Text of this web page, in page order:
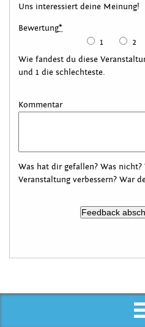
Uns interessiert deine Meinung!
Bewertung*
1
2
Wie fandest du diese
und 1 die schlechteste.
Kommentar
Was hat dir gefallen? Was
Veranstaltung verbessern? War